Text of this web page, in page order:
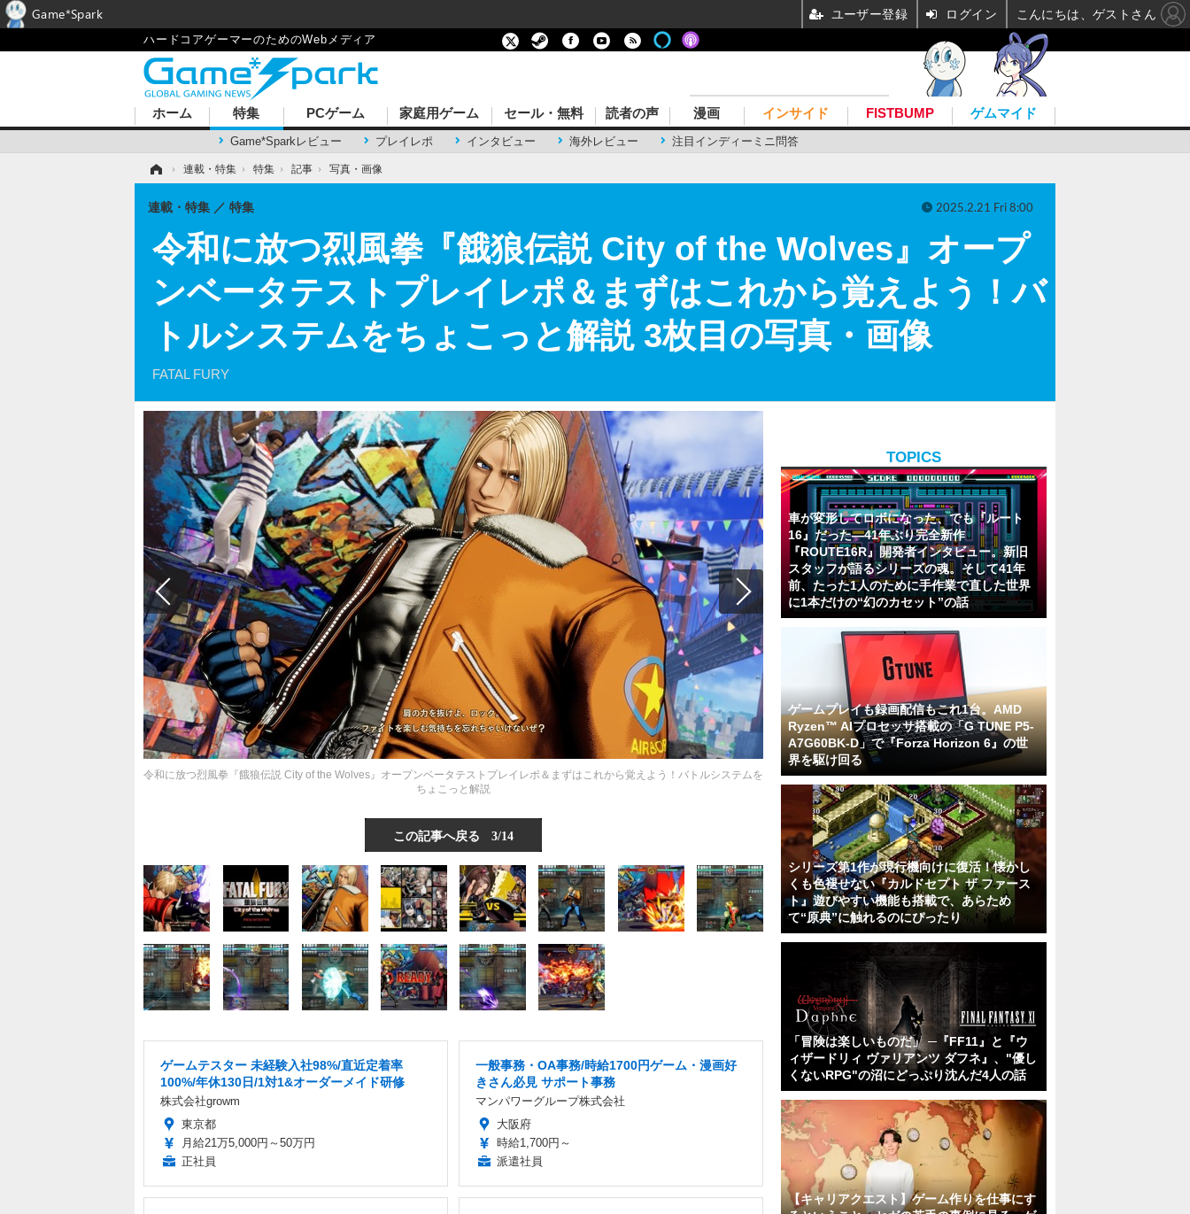
ハードコアゲーマーのためのWebメディア
ホーム 特集
Game*Sparkレビュー プレイレポ インタビュー 海外レビュー 注目インディーミニ問答
PCゲーム 家庭用ゲーム セール・無料 読者の声 漫画 インサイド FISTBUMP ゲムマイド
› 連載・特集 › 特集 › 記事 › 写真・画像
令和に放つ烈風拳『餓狼伝説 City of the Wolves』オープ
ンベータテストプレイレポ＆まずはこれから覚えよう！バ
トルシステムをちょこっと解説 3枚目の写真・画像
FATAL FURY
連載・特集 特集 2025.2.21 Fri 8:00
令和に放つ烈風拳『餓狼伝説 City of the Wolves』オープンベータテストプレイレポ＆まずはこれから覚えよう！バトルシステムを
ちょこっと解説
この記事へ戻る 3/14
ゲームテスター 未経験入社98%/直近定着率
100%/年休130日/1対1&オーダーメイド研修
株式会社growm
東京都
月給21万5,000円～50万円
正社員
一般事務・OA事務/時給1700円ゲーム・漫画好
きさん必見 サポート事務
マンパワーグループ株式会社
大阪府
時給1,700円～
派遣社員
TOPICS
車が変形してロボになった、でも『ルート
16』だった―41年ぶり完全新作
『ROUTE16R』開発者インタビュー。新旧
スタッフが語るシリーズの魂。そして41年
前、たった1人のために手作業で直した世界
に1本だけの“幻のカセット”の話
ゲームプレイも録画配信もこれ1台。AMD
Ryzen™ AIプロセッサ搭載の「G TUNE P5-
A7G60BK-D」で『Forza Horizon 6』の世
界を駆け回る
シリーズ第1作が現行機向けに復活！懐かし
くも色褪せない『カルドセプト ザ ファース
ト』遊びやすい機能も搭載で、あらため
て“原典”に触れるのにぴったり
「冒険は楽しいものだ」 ─『FF11』と『ウ
ィザードリィ ヴァリアンツ ダフネ』、"優し
くないRPG"の沼にどっぷり沈んだ4人の話
【キャリアクエスト】ゲーム作りを仕事にす
Game*Spark ユーザー登録 ログイン こんにちは、ゲストさん